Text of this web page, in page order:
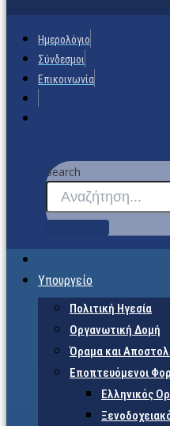
Ημερολόγιο
Σύνδεσμοι
Επικοινωνία
Search
Υπουργείο
Πολιτική Ηγεσία
Οργανωτική Δομή
Όραμα και
Εποπτευόμενοι
Eλληνικός